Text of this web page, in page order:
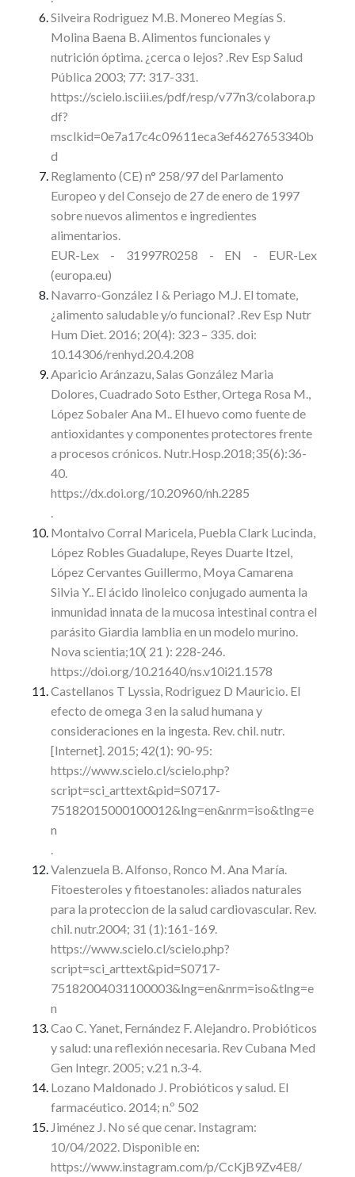
Silveira Rodriguez M.B. Monereo Megías S.
Molina Baena B. Alimentos funcionales y
nutrición óptima. ¿cerca o lejos? .Rev Esp Salud
Pública 2003; 77: 317-331.
https://scielo.isciii.es/pdf/resp/v77n3/colabora.p
df?
msclkid=0e7a17c4c09611eca3ef4627653340b
d
Reglamento (CE) n° 258/97 del Parlamento
Europeo y del Consejo de 27 de enero de 1997
sobre nuevos alimentos e ingredientes
alimentarios.
EUR-Lex - 31997R0258 - EN - EUR-Lex
(europa.eu)
Navarro-González I & Periago M.J. El tomate,
¿alimento saludable y/o funcional? .Rev Esp Nutr
Hum Diet. 2016; 20(4): 323 – 335. doi:
10.14306/renhyd.20.4.208
Aparicio Aránzazu, Salas González Maria
Dolores, Cuadrado Soto Esther, Ortega Rosa M.,
López Sobaler Ana M.. El huevo como fuente de
antioxidantes y componentes protectores frente
a procesos crónicos. Nutr.Hosp.2018;35(6):36-
40.
https://dx.doi.org/10.20960/nh.2285
Montalvo Corral Maricela, Puebla Clark Lucinda,
López Robles Guadalupe, Reyes Duarte Itzel,
López Cervantes Guillermo, Moya Camarena
Silvia Y.. El ácido linoleico conjugado aumenta la
inmunidad innata de la mucosa intestinal contra el
parásito Giardia lamblia en un modelo murino.
Nova scientia;10( 21 ): 228-246.
https://doi.org/10.21640/ns.v10i21.1578
Castellanos T Lyssia, Rodriguez D Mauricio. El
efecto de omega 3 en la salud humana y
consideraciones en la ingesta. Rev. chil. nutr.
[Internet]. 2015; 42(1): 90-95:
https://www.scielo.cl/scielo.php?
script=sci_arttext&pid=S0717-
75182015000100012&lng=en&nrm=iso&tlng=e
n
Valenzuela B. Alfonso, Ronco M. Ana María.
Fitoesteroles y fitoestanoles: aliados naturales
para la proteccion de la salud cardiovascular. Rev.
chil. nutr.2004; 31 (1):161-169.
https://www.scielo.cl/scielo.php?
script=sci_arttext&pid=S0717-
75182004031100003&lng=en&nrm=iso&tlng=e
n
Cao C. Yanet, Fernández F. Alejandro. Probióticos
y salud: una reflexión necesaria. Rev Cubana Med
Gen Integr. 2005; v.21 n.3-4.
Lozano Maldonado J. Probióticos y salud. El
farmacéutico. 2014; n.º 502
Jiménez J. No sé que cenar. Instagram:
10/04/2022. Disponible en:
https://www.instagram.com/p/CcKjB9Zv4E8/